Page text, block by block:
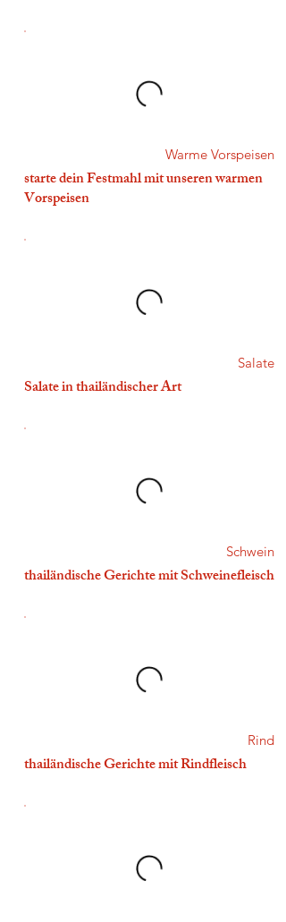
Warme Vorspeisen
starte dein Festmahl mit unseren warmen
Vorspeisen
Salate
Salate in thailändischer Art
Schwein
thailändische Gerichte mit Schweinefleisch
Rind
thailändische Gerichte mit Rindfleisch